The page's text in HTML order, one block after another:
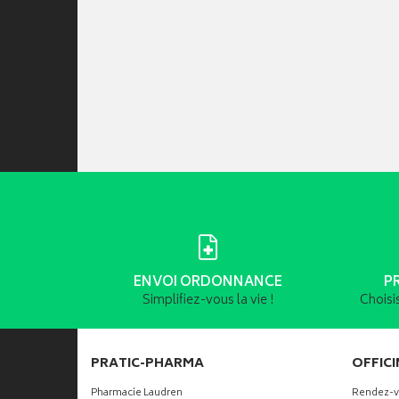
ENVOI ORDONNANCE
Simplifiez-vous la vie !
PRATIC-PHARMA
Pharmacie Laudren Rendez-